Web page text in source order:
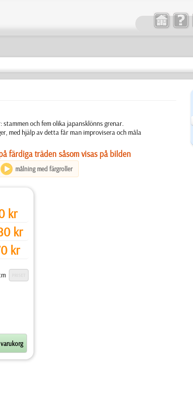
stammen och fem olika japansklönns grenar.
med hjälp av detta får man improvisera och måla
färdiga träden såsom visas på bilden
målning med färgroller
kr
kr
kr